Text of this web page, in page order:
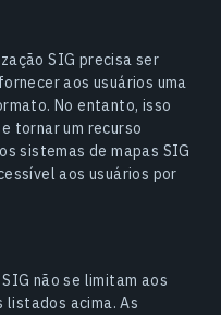
SIG precisa ser
aos usuários uma
No entanto, isso
tornar um recurso
sistemas de mapas SIG
aos usuários por
não se limitam aos
acima. As